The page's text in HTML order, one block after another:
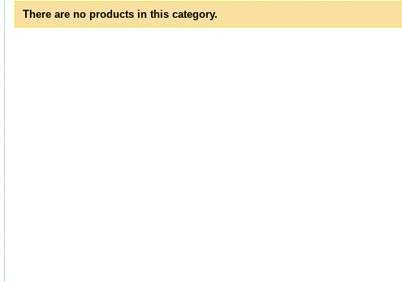
There are no products in this category.